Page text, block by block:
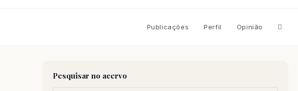
Publicações Perfil Opinião
Pesquisar no acervo